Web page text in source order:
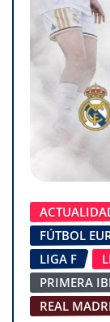
FÚTBOL
LIGA F
PRIMERA
REAL